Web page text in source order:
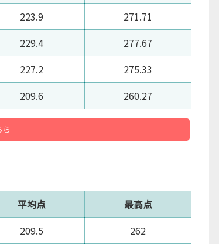
223.9
271.71
229.4
277.67
227.2
275.33
209.6 260.27
ら
平均点
最高点
209.5 262